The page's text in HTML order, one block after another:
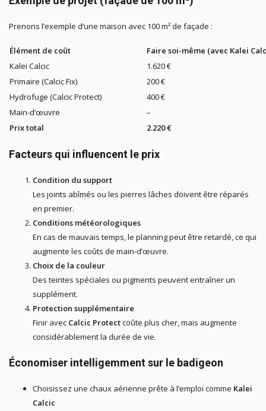
Prenons l’exemple d’une maison avec 100 m² de façade :
Élément de coût
Faire soi-même (avec Kalei
Kalei Calcic
1.620 €
Primaire (Calcic Fix)
200 €
Hydrofuge (Calcic Protect)
400 €
Main-d’œuvre
–
Prix total
2.220 €
Facteurs qui influencent le prix
Condition du support
Les joints abîmés ou les pierres lâches doivent être réparés
en premier.
Conditions météorologiques
En cas de mauvais temps, le planning peut être retardé, ce qui
augmente les coûts de main-d’œuvre.
Choix de la couleur
Des teintes spéciales ou pigments peuvent entraîner un
supplément.
Protection supplémentaire
Finir avec Calcic Protectcoûte plus cher, mais augmente
considérablement la durée de vie.
Économiser intelligemment sur le badigeon
Choisissez une chaux aérienne prête à l’emploi comme Kalei
Calcic